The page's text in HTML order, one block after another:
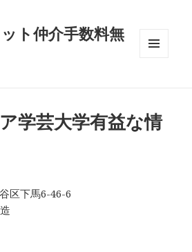
ト仲介手数料無
学芸大学有益な情
下馬6-46-6